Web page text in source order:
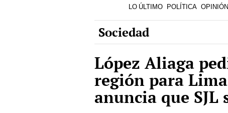
LO ÚLTIMO POLÍTICA OPINIÓN
Sociedad
López Aliaga
región para
anuncia que SJL